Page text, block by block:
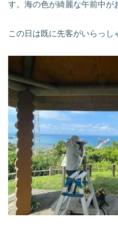
す。海の色が綺麗な午前中が
この日は既に先客がいらっし